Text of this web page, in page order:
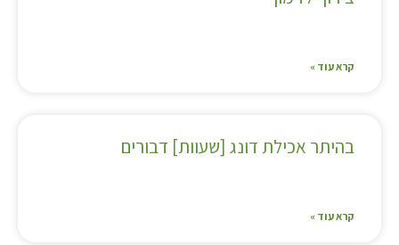
קרא עוד »
בהיתר אכילת דונג [שעוות] דבורים
קרא עוד »